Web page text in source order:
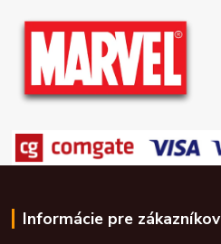
Informácie pre zákazníkov